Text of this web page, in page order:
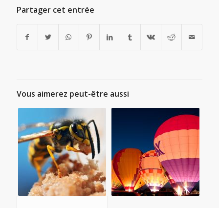
Partager cet entrée
Vous aimerez peut-être aussi